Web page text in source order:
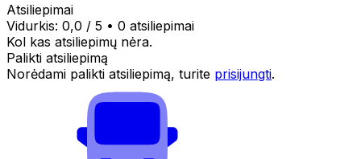
Atsiliepimai
Vidurkis: 0,0 / 5 • 0 atsiliepimai
Kol kas atsiliepimų nėra.
Palikti atsiliepimą
Norėdami palikti atsiliepimą, turite prisijungti.